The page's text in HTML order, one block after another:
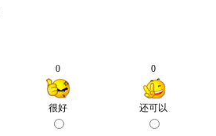
0 0
很好 还可以